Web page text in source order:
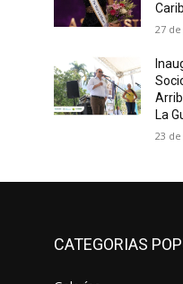
27
La
23
CATEGORIAS